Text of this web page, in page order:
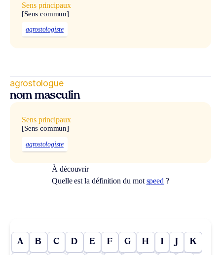
Sens principaux
[Sens commun]
agrostologiste
agrostologue
nom masculin
Sens principaux
[Sens commun]
agrostologiste
À découvrir
Quelle est la définition du mot speed ?
A B C D E F G H I J K